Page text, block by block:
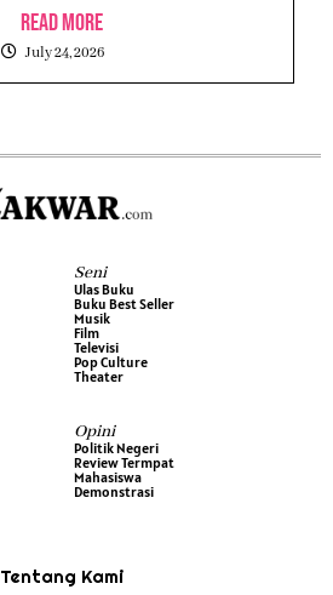
Read More
July 24, 2026
Seni
Ulas Buku
Buku Best Seller
Musik
Film
Televisi
Pop Culture
Theater
Opini
Politik Negeri
Review Termpat
Mahasiswa
Demonstrasi
Tentang Kami